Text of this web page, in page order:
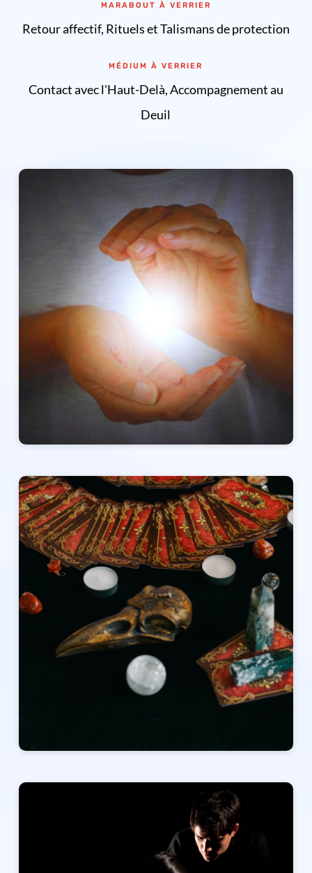
MARABOUT À VERRIER
Retour affectif, Rituels et Talismans de protection
MÉDIUM À VERRIER
Contact avec l'Haut-Delà, Accompagnement au
Deuil